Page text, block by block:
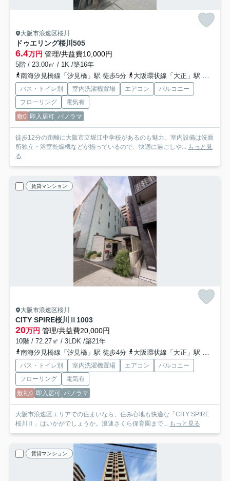
大阪市浪速区桜川
ドゥエリング桜川 505
6.4万円 管理/共益費10,000円
5階 / 23.00㎡ / 1K /築16年
南海汐見橋線「汐見橋」駅 徒歩5分
大阪環状線「大正」駅 徒歩8分
バス・トイレ別 室内洗濯機置場 エアコン
バルコニー
フローリング
電気有
敷0 即入居可 パノラマ
徒歩12分の距離に大阪市立堀江中学校があるのも魅力。室内設備は洗面
所独立・浴室乾燥機などが揃っているので、快適に過ごしや... もっと見
る
賃貸マンション
大阪市浪速区桜川
CITY SPIRE桜川Ⅱ 1003
20万円 管理/共益費20,000円
10階 / 72.27㎡ / 3LDK /築21年
南海汐見橋線「汐見橋」駅 徒歩4分
大阪環状線「大正」駅 徒歩9分
バス・トイレ別 室内洗濯機置場 エアコン
バルコニー
フローリング
電気有
敷礼0 即入居可 パノラマ
大阪市浪速区エリアでの住まいなら、住み心地も快適な「CITY SPIRE
桜川Ⅱ」はいかがでしょうか。浪速さくら保育園まで... もっと見る
賃貸マンション